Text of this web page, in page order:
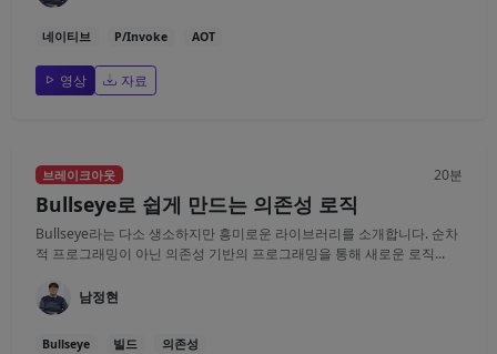
네이티브 P/Invoke AOT
영상 자료
브레이크아웃 20분
Bullseye로 쉽게 만드는 의존성 로직
Bullseye라는 다소 생소하지만 흥미로운 라이브러리를 소개합니다. 순차
적 프로그래밍이 아닌 의존성 기반의 프로그래밍을 통해 새로운 로직...
남정현
Bullseye 빌드 의존성